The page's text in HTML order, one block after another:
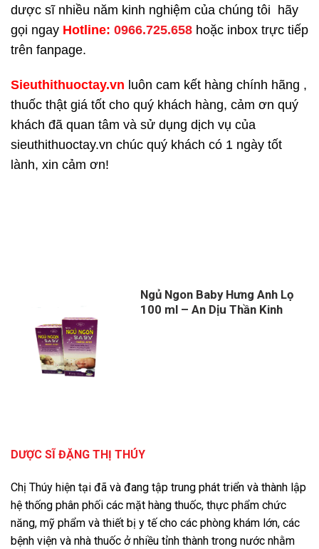
dược sĩ nhiều năm kinh nghiệm của chúng tôi hãy
gọi ngay Hotline: 0966.725.658 hoặc inbox trực tiếp
trên fanpage.
Sieuthithuoctay.vn luôn cam kết hàng chính hãng ,
thuốc thật giá tốt cho quý khách hàng, cảm ơn quý
khách đã quan tâm và sử dụng dịch vụ của
sieuthithuoctay.vn chúc quý khách có 1 ngày tốt
lành, xin cảm ơn!
Ngủ Ngon Baby Hưng Anh Lọ
100 ml – An Dịu Thần Kinh
DƯỢC SĨ ĐẶNG THỊ THÚY
Chị Thúy hiện tại đã và đang tập trung phát triển và thành lập
hệ thống phân phối các mặt hàng thuốc, thực phẩm chức
năng, mỹ phẩm và thiết bị y tế cho các phòng khám lớn, các
bệnh viện và nhà thuốc ở nhiều tỉnh thành trong nước nhằm